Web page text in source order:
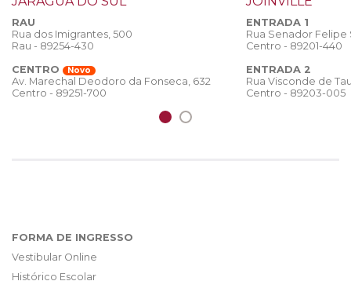
RAU
Rua dos Imigrantes, 500
Rau - 89254-430
CENTRO
Novo
Av. Marechal Deodoro da Fonseca, 632
Centro - 89251-700
ENTRADA 1
Rua Senador
Centro - 89201-440
ENTRADA 2
Rua Visconde de
Centro - 89203-005
FORMA DE INGRESSO
Vestibular Online
Histórico Escolar